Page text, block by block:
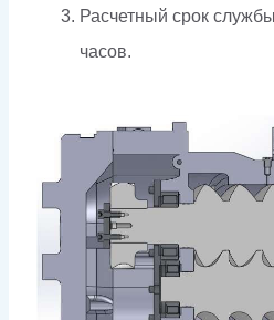
Расчетный срок
часов.